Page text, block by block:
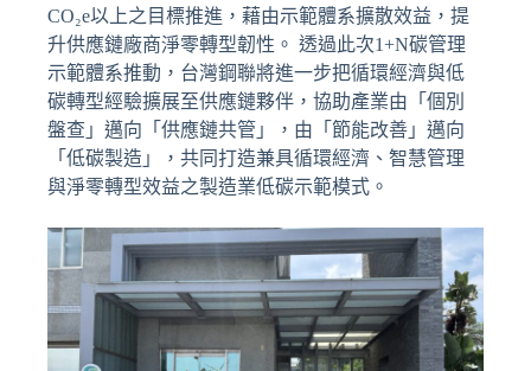
CO₂e以上之目標推進，藉由示範體系擴散效益，提
升供應鏈廠商淨零轉型韌性。 透過此次1+N碳管理
示範體系推動，台灣鋼聯將進一步把循環經濟與低
碳轉型經驗擴展至供應鏈夥伴，協助產業由「個別
盤查」邁向「供應鏈共管」，由「節能改善」邁向
「低碳製造」，共同打造兼具循環經濟、智慧管理
與淨零轉型效益之製造業低碳示範模式。